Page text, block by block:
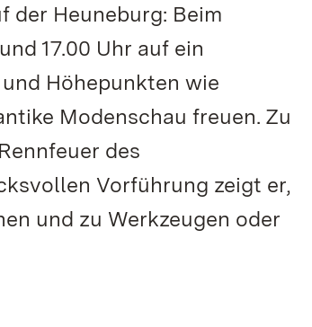
der Heuneburg: Beim
17.00 Uhr auf ein
Höhepunkten wie
Modenschau freuen. Zu
des
Vorführung zeigt er,
und zu Werkzeugen oder